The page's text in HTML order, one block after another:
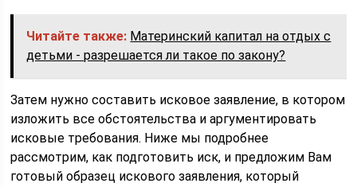
Читайте также: Материнский капитал на отдых с
детьми - разрешается ли такое по закону?
Затем нужно составить исковое заявление, в котором
изложить все обстоятельства и аргументировать
исковые требования. Ниже мы подробнее
рассмотрим, как подготовить иск, и предложим Вам
готовый образец искового заявления, который